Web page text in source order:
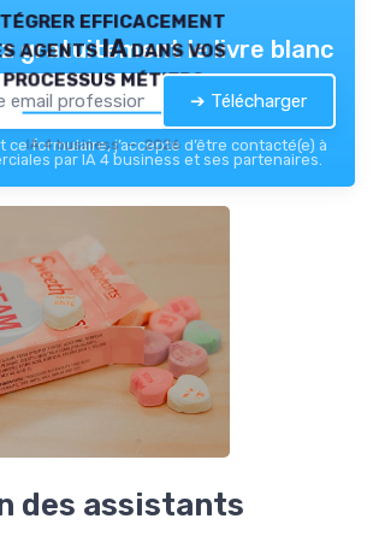
efficacement
agents IA dans vos
processus métiers
IA 4 business — 2026
gratuitement le livre blanc
➔ Télécharger
ce formulaire, j’accepte d’être contacté(e) à
par IA 4 business et ses partenaires.
des assistants